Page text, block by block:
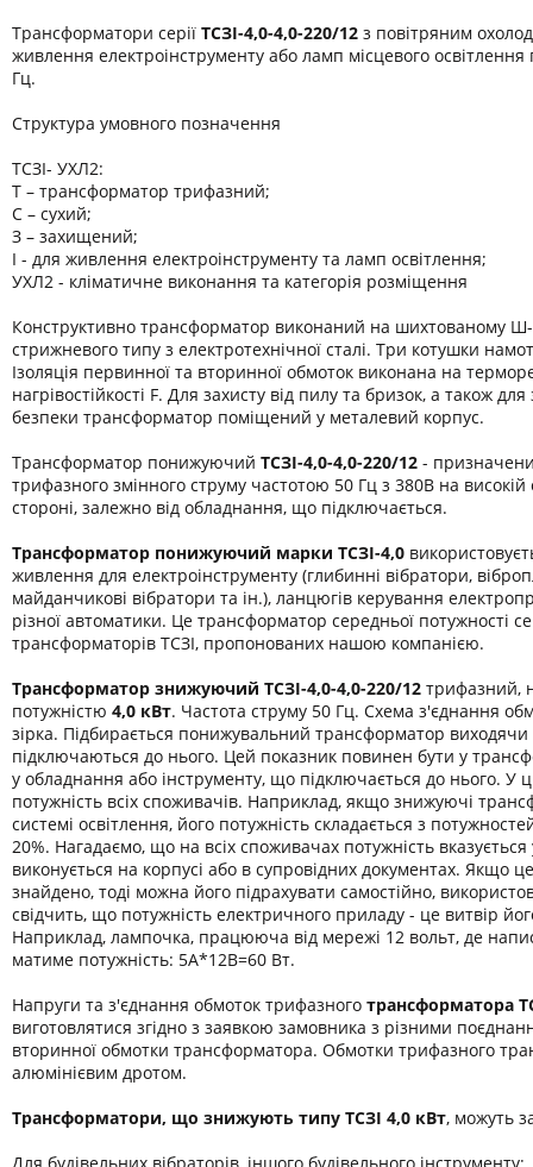
Трансформатори серії ТСЗІ-4,0-4,0-220/12 з повітряним
живлення електроінструменту або ламп місцевого освітлення
Гц.
Структура умовного позначення
ТСЗІ- УХЛ2:
Т – трансформатор трифазний;
С – сухий;
З – захищений;
І - для живлення електроінструменту та ламп освітлення;
УХЛ2 - кліматичне виконання та категорія розміщення
Конструктивно трансформатор виконаний на шихтованому Ш-
стрижневого типу з електротехнічної сталі. Три котушки
Ізоляція первинної та вторинної обмоток виконана на
нагрівостійкості F. Для захисту від пилу та бризок, а також
безпеки трансформатор поміщений у металевий корпус.
Трансформатор понижуючий ТСЗІ-4,0-4,0-220/12 -
трифазного змінного струму частотою 50 Гц з 380В на високій
стороні, залежно від обладнання, що підключається.
Трансформатор понижуючий марки ТСЗІ-4,0
живлення для електроінструменту (глибинні вібратори,
майданчикові вібратори та ін.), ланцюгів керування
різної автоматики. Це трансформатор середньої потужності
трансформаторів ТСЗІ, пропонованих нашою компанією.
Трансформатор знижуючий ТСЗІ-4,0-4,0-220/12 трифазний,
потужністю 4,0 кВт. Частота струму 50 Гц. Схема з'єднання
зірка. Підбирається понижувальний трансформатор
підключаються до нього. Цей показник повинен бути у
у обладнання або інструменту, що підключається до нього. У
потужність всіх споживачів. Наприклад, якщо знижуючі
системі освітлення, його потужність складається з
20%. Нагадаємо, що на всіх споживачах потужність
виконується на корпусі або в супровідних документах. Якщо
знайдено, тоді можна його підрахувати самостійно,
свідчить, що потужність електричного приладу - це витвір
Наприклад, лампочка, працююча від мережі 12 вольт, де
матиме потужність: 5А*12В=60 Вт.
Напруги та з'єднання обмоток трифазного трансформатора
виготовлятися згідно з заявкою замовника з різними
вторинної обмотки трансформатора. Обмотки трифазного
алюмінієвим дротом.
Трансформатори, що знижують типу ТСЗІ 4,0 кВт, можуть